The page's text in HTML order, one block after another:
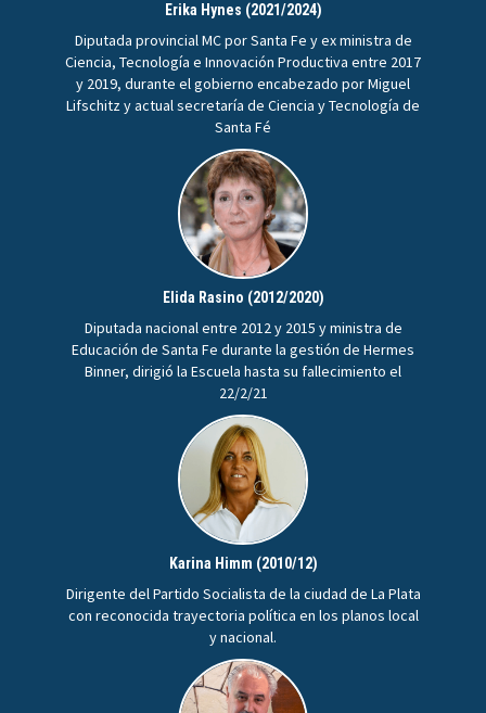
Erika Hynes (2021/2024)
Diputada provincial MC por Santa Fe y ex ministra de
Ciencia, Tecnología e Innovación Productiva entre 2017
y 2019, durante el gobierno encabezado por Miguel
Lifschitz y actual secretaría de Ciencia y Tecnología de
Santa Fé
Elida Rasino (2012/2020)
Diputada nacional entre 2012 y 2015 y ministra de
Educación de Santa Fe durante la gestión de Hermes
Binner, dirigió la Escuela hasta su fallecimiento el
22/2/21
Karina Himm (2010/12)
Dirigente del Partido Socialista de la ciudad de La Plata
con reconocida trayectoria política en los planos local
y nacional.